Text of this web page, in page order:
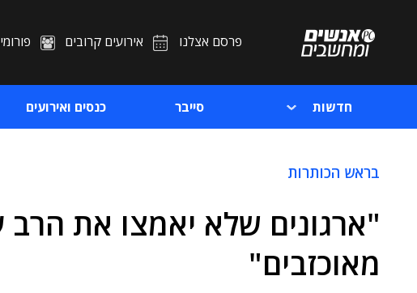
פרסם אצלנו אירועים קרובים
חדשות סייבר כנסים ואירועים
בראש הכותרות
"ארגונים שלא יאמצו את הרב
מאוכזבים"